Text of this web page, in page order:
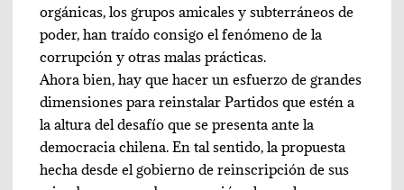
orgánicas, los grupos amicales y subterráneos de
poder, han traído consigo el fenómeno de la
corrupción y otras malas prácticas.
Ahora bien, hay que hacer un esfuerzo de grandes
dimensiones para reinstalar Partidos que estén a
la altura del desafío que se presenta ante la
democracia chilena. En tal sentido, la propuesta
hecha desde el gobierno de reinscripción de sus